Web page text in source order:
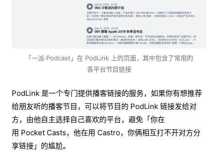
「一派·Podcast」在 PodLink 上的页面，其中包含了常用的
各平台节目链接
PodLink 是一个专门提供播客链接的服务，如果你有想推荐
给朋友听的播客节目，可以将节目的 PodLink 链接发给对
方，由他自主选择自己喜欢的平台，避免「你在
用 Pocket Casts，他在用 Castro，你俩相互打不开对方分
享链接」的尴尬。